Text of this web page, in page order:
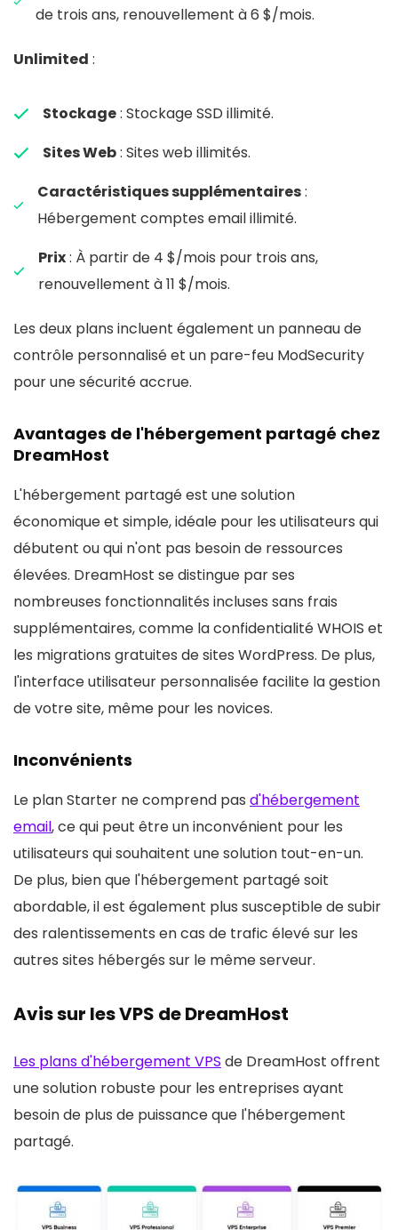
de trois ans, renouvellement à 6 $/mois.
Unlimited :
Stockage: Stockage SSD illimité.
Sites Web: Sites web illimités.
Caractéristiques supplémentaires:
Hébergement comptes email illimité.
Prix: À partir de 4 $/mois pour trois ans,
renouvellement à 11 $/mois.
Les deux plans incluent également un panneau de
contrôle personnalisé et un pare-feu ModSecurity
pour une sécurité accrue.
Avantages de l'hébergement partagé chez
DreamHost
L'hébergement partagé est une solution
économique et simple, idéale pour les utilisateurs qui
débutent ou qui n'ont pas besoin de ressources
élevées. DreamHost se distingue par ses
nombreuses fonctionnalités incluses sans frais
supplémentaires, comme la confidentialité WHOIS et
les migrations gratuites de sites WordPress. De plus,
l'interface utilisateur personnalisée facilite la gestion
de votre site, même pour les novices.
Inconvénients
Le plan Starter ne comprend pas d'hébergement
email, ce qui peut être un inconvénient pour les
utilisateurs qui souhaitent une solution tout-en-un.
De plus, bien que l'hébergement partagé soit
abordable, il est également plus susceptible de subir
des ralentissements en cas de trafic élevé sur les
autres sites hébergés sur le même serveur.
Avis sur les VPS de DreamHost
Les plans d'hébergement VPS de DreamHost offrent
une solution robuste pour les entreprises ayant
besoin de plus de puissance que l'hébergement
partagé.